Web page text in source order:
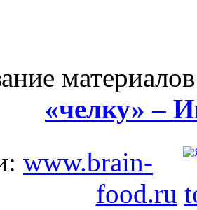
«челку» –
www.brain-
food.ru